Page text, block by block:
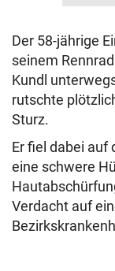
Der 58-jährige
seinem
Kundl
rutschte
Sturz.
Er fiel dabei auf
eine schwere
Verdacht auf